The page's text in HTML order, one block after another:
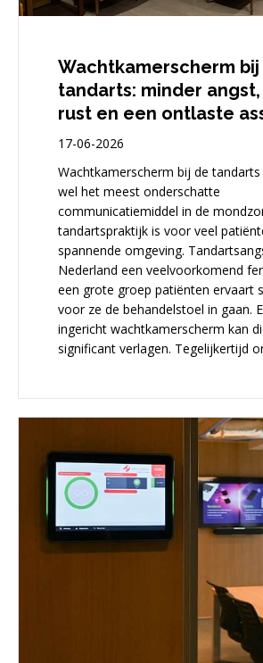
Wachtkamerscherm bij
tandarts: minder
rust en een ontlaste
17-06-2026
Wachtkamerscherm bij de tandarts
wel het meest onderschatte
communicatiemiddel in de
tandartspraktijk is voor veel
spannende omgeving.
Nederland een veelvoorkomend
een grote groep patiënten ervaart
voor ze de behandelstoel in gaan.
ingericht wachtkamerscherm kan
significant verlagen. Tegelijkertijd